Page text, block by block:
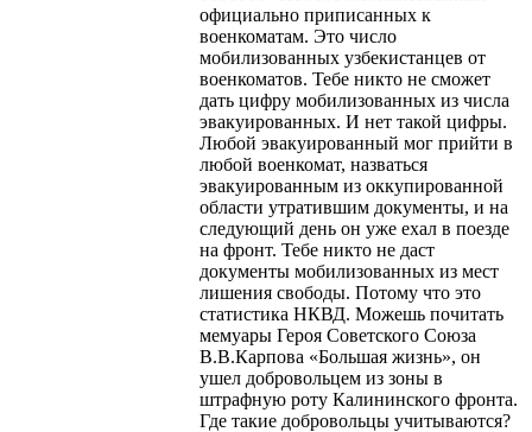
официально приписанных к
военкоматам. Это число
мобилизованных узбекистанцев от
военкоматов. Тебе никто не сможет
дать цифру мобилизованных из числа
эвакуированных. И нет такой цифры.
Любой эвакуированный мог прийти в
любой военкомат, назваться
эвакуированным из оккупированной
области утратившим документы, и на
следующий день он уже ехал в поезде
на фронт. Тебе никто не даст
документы мобилизованных из мест
лишения свободы. Потому что это
статистика НКВД. Можешь почитать
мемуары Героя Советского Союза
В.В.Карпова «Большая жизнь», он
ушел добровольцем из зоны в
штрафную роту Калининского фронта.
Где такие добровольцы учитываются?